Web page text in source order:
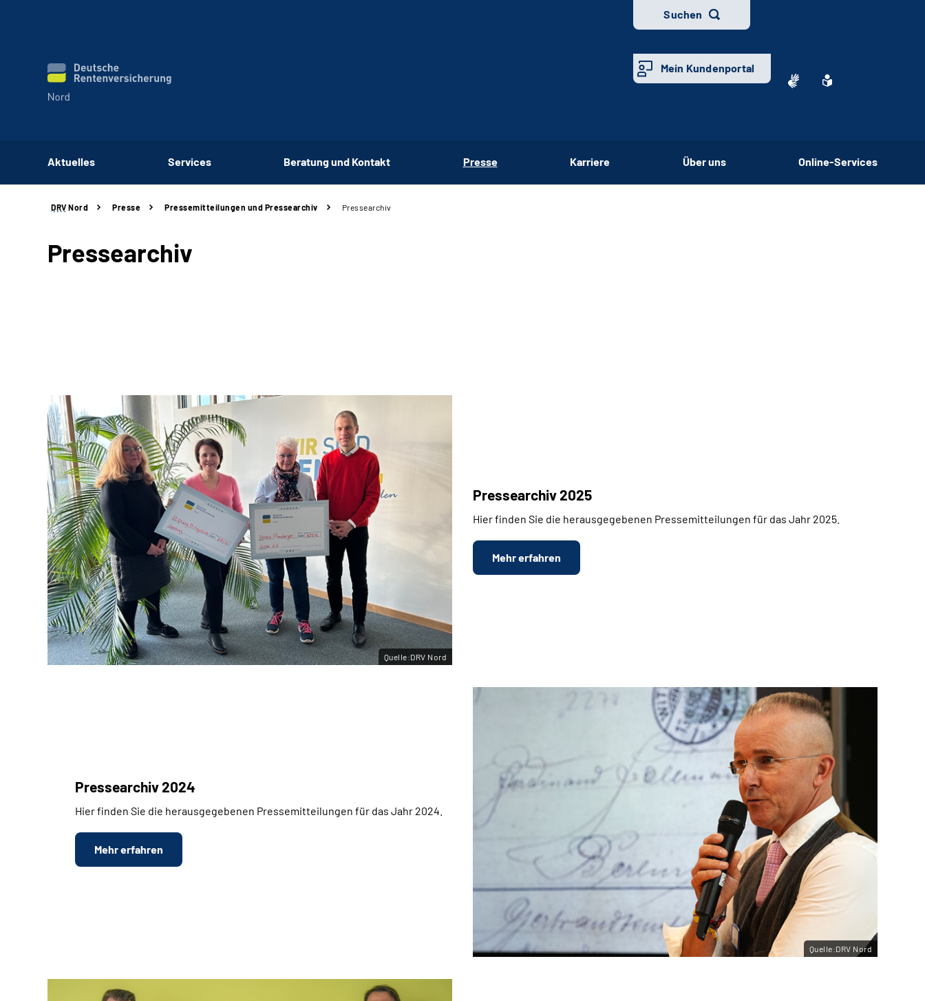
Suchen
Mein Kundenportal
Aktuelles Services Beratung und Kontakt Presse Karriere Über uns Online-Services
DRV Nord Presse Pressemitteilungen und Pressearchiv Pressearchiv
Pressearchiv
Pressearchiv 2025
Hier finden Sie die herausgegebenen Pressemitteilungen für das Jahr 2025.
Mehr erfahren
Quelle:DRV Nord
Pressearchiv 2024
Hier finden Sie die herausgegebenen Pressemitteilungen für das Jahr 2024.
Mehr erfahren
Quelle:DRV Nord